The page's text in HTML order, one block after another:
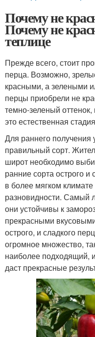
Почему не
Почему не
теплице
Прежде всего, стоит
перца. Возможно,
красными, а зелеными
перцы приобрели не
темно-зеленый
это естественная
Для раннего
правильный сорт.
широт необходимо
ранние сорта острого и
в более мягком
разновидности. Самый
они устойчивы к
прекрасными
острого, и сладкого
огромное множество,
наиболее подходящий,
даст прекрасные